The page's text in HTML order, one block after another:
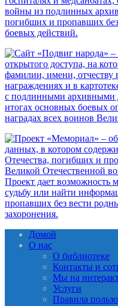
Домой
О нас
О библиотеке
Контакты и
Мы на
Услуги
Правила